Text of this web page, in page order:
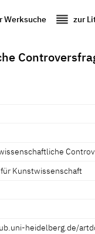
Werksuche reorder zur
Kunstwissenschaft
heidelberg.de/